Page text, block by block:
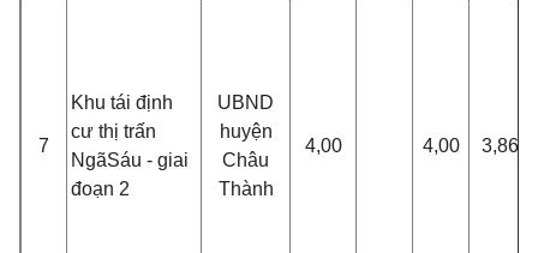
7
Khu tái định
cư thị trấn
NgãSáu - giai
đoạn 2
UBND
huyện
Châu
Thành
4,00 4,00 3,86